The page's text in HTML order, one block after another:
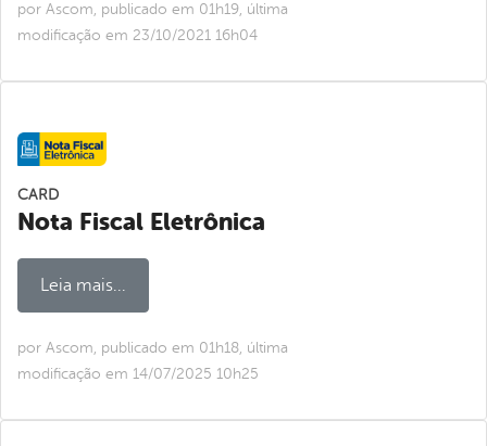
por Ascom, publicado em 01h19, última
modificação em 23/10/2021 16h04
CARD
Nota Fiscal Eletrônica
Leia mais...
por Ascom, publicado em 01h18, última
modificação em 14/07/2025 10h25